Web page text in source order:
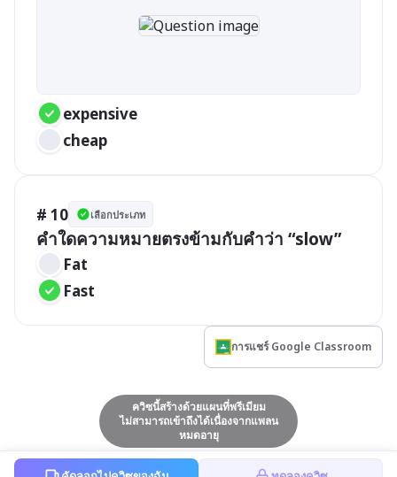
expensive
cheap
# 10 เลือกประเภท
คำใดความหมายตรงข้ามกับคำว่า “slow”
Fat
Fast
การแชร์ Google Classroom
ควิซนี้สร้างด้วยแผนที่พรีเมียม
ไม่สามารถเข้าถึงได้เนื่องจากแพลน
หมดอายุ